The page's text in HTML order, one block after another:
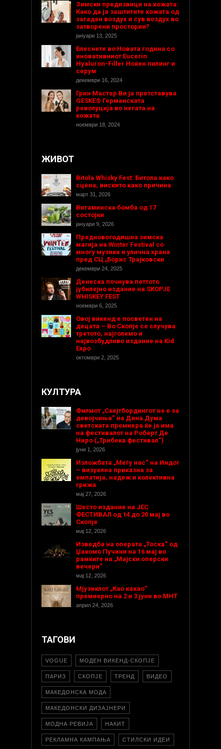
Зимски предизвици на кожата:
Како да ја заштитите кожата од
загаден воздух и сув воздух во
затворени простории?
јануари 13, 2025
Блеснете во Новата година со
иновативниот Eucerin
Hyaluron-Filler Ноќен пилинг и
серум
декември 16, 2024
Грин Мастер Ви ја претставува
GESKE® Германската
револуција во негата на
кожата
ноември 18, 2024
ЖИВОТ
Bitola Whisky Fest: Битола како
сцена, вискито како причина
март 31, 2026
Витаминска бомба од 17
состојки
јануари 9, 2026
Предновогодишнa зимска
магија на Winter Festival со
многу музика и улична храна
пред СЦ „Борис Трајковски
декември 24, 2025
Денеска почнува петтото
јубилејно издание на SKOPJE
WHISKEY FEST
ноември 6, 2025
Овој викенд е посветен на
децата – Во Скопје се случува
третото, најголемо и
највозбудливо издание на Kid
Expo
октомври 2, 2025
КУЛТУРА
Филмот „Скејтбордингот не е за
девојчиња“ на Дина Дума
светската премиера ќе ја има
на фестивалот на Роберт Де
Ниро („Трибека фестивал“)
јуни 1, 2026
Изложбата „Меѓу нас“ на Индог
– визуелна приказна за
емпатија, надеж и колективна
грижа
мај 27, 2026
Шесто издание на ЈЕС
ФЕСТИВАЛ од 14 до 20 мај во
Скопје
мај 12, 2026
Изведба на операта „Тоска“ од
Џакомо Пучини на 16 мај во
рамките на „Мајски оперски
вечери“
мај 12, 2026
Мјузиклот „Као какао“
премиерно на 2 и 3 јуни во МНТ
април 24, 2026
ТАГОВИ
VOGUE МОДЕН ВИКЕНД-СКОПЈЕ
ПАРИЗ СКОПЈЕ ТРЕНД ВИДЕО
МАКЕДОНСКА МОДА
МАКЕДОНСКИ ДИЗАЈНЕРИ
МОДНА РЕВИЈА НАКИТ
РЕКЛАМНА КАМПАЊА СТИЛСКИ ИДЕИ